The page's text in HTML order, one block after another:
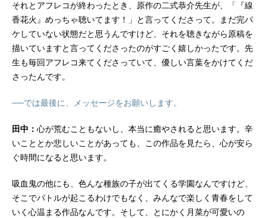
それとアフレコが終わったとき、原作の二式恭介先生が、「『線
香花火』めっちゃ聴いてます！」と言ってくださって。まだ完パ
ケしていない状態だと思うんですけど、それを聴きながら原稿を
描いていますと言ってくださったのがすごく嬉しかったです。先
生も毎回アフレコ来てくださっていて、優しい言葉をかけてくだ
さったんです。
──では最後に、メッセージをお願いします。
田中： 心が荒むこともないし、本当に癒やされると思います。辛
いこととか悲しいことがあっても、この作品を見たら、心が安ら
ぐ時間になると思います。
吸血鬼の他にも、色んな種族の子が出てくる学園なんですけど、
そこでバトルが起こるわけでもなく、みんなで楽しく青春をして
いく心温まる作品なんです。そして、とにかく月菜が可愛いの